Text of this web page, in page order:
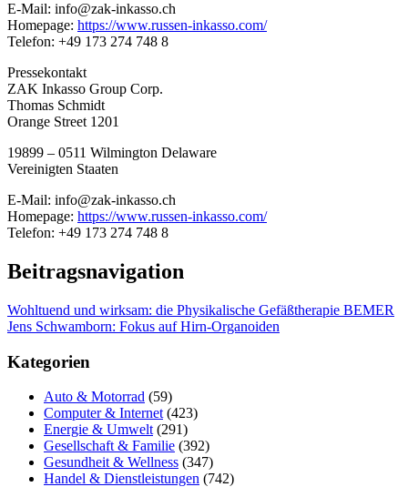
E-Mail: info@zak-inkasso.ch
Homepage: https://www.russen-inkasso.com/
Telefon: +49 173 274 748 8
Pressekontakt
ZAK Inkasso Group Corp.
Thomas Schmidt
Orange Street 1201
19899 – 0511 Wilmington Delaware
Vereinigten Staaten
E-Mail: info@zak-inkasso.ch
Homepage: https://www.russen-inkasso.com/
Telefon: +49 173 274 748 8
Beitragsnavigation
Wohltuend und wirksam: die Physikalische Gefäßtherapie BEMER
Jens Schwamborn: Fokus auf Hirn-Organoiden
Kategorien
Auto & Motorrad (59)
Computer & Internet (423)
Energie & Umwelt (291)
Gesellschaft & Familie (392)
Gesundheit & Wellness (347)
Handel & Dienstleistungen (742)